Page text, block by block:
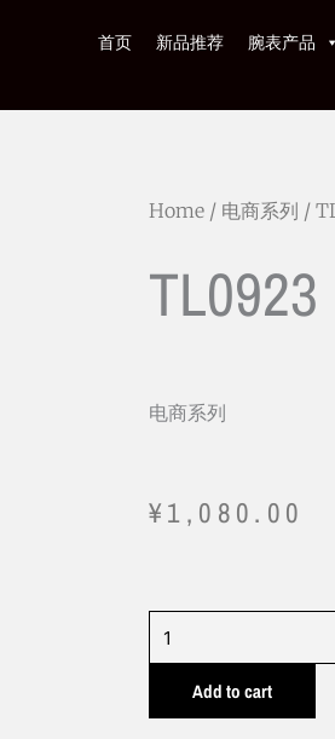
首页 新品推荐 腕表产品
Home / 电商系列 /
TL0923
电商系列
¥1,080.00
TL0923
quantity
Add to cart